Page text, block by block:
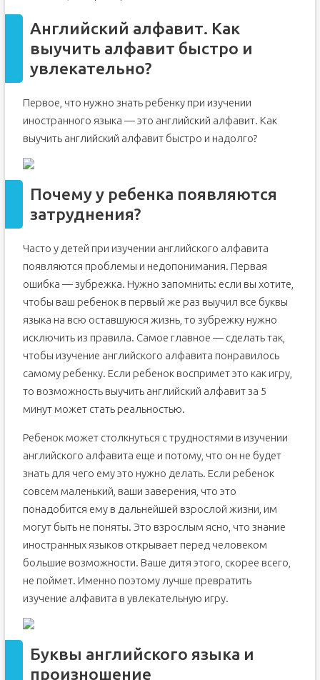
Английский алфавит. Как
выучить алфавит быстро и
увлекательно?
Первое, что нужно знать ребенку при изучении
иностранного языка — это английский алфавит. Как
выучить английский алфавит быстро и надолго?
Почему у ребенка появляются
затруднения?
Часто у детей при изучении английского алфавита
появляются проблемы и недопонимания. Первая
ошибка — зубрежка. Нужно запомнить: если вы хотите,
чтобы ваш ребенок в первый же раз выучил все буквы
языка на всю оставшуюся жизнь, то зубрежку нужно
исключить из правила. Самое главное — сделать так,
чтобы изучение английского алфавита понравилось
самому ребенку. Если ребенок воспримет это как игру,
то возможность выучить английский алфавит за 5
минут может стать реальностью.
Ребенок может столкнуться с трудностями в изучении
английского алфавита еще и потому, что он не будет
знать для чего ему это нужно делать. Если ребенок
совсем маленький, ваши заверения, что это
понадобится ему в дальнейшей взрослой жизни, им
могут быть не поняты. Это взрослым ясно, что знание
иностранных языков открывает перед человеком
большие возможности. Ваше дитя этого, скорее всего,
не поймет. Именно поэтому лучше превратить
изучение алфавита в увлекательную игру.
Буквы английского языка и
произношение